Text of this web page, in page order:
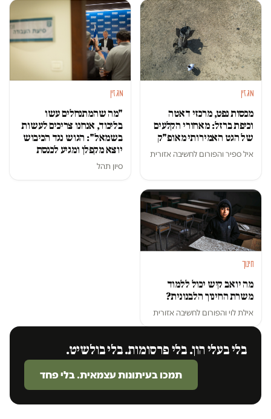
מגזין
מכסות נפט, מרכזי דאטה
וכיפת ברזל: מאחורי הקלעים
של הגט האמירותי מאופ"ק
איל ספיר והפורום לחשיבה אזורית
מגזין
"מה שהמתנחלים עשו
בליכוד, אנחנו צריכים לעשות
בשמאל": הגוש נגד הכיבוש
יוצא מקפלן ומגיע לכנסת
סיון תהל
חינוך
מה יואב קיש יכול ללמוד
משרת החינוך הלבנונית?
אילת לוי והפורום לחשיבה אזורית
בלי בעלי הון. בלי פרסומות. בלי בולשיט.
תמכו בעיתונות עצמאית. בלי פחד